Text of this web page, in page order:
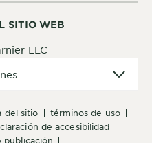
SITIO WEB
del sitio
términos de uso
de accesibilidad
publicación
LLC